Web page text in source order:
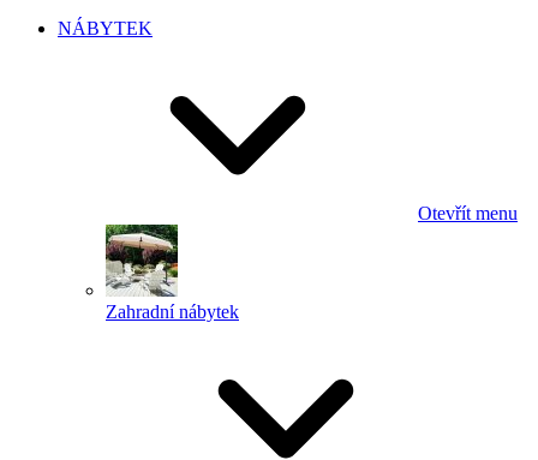
NÁBYTEK
Otevřít menu
Zahradní nábytek